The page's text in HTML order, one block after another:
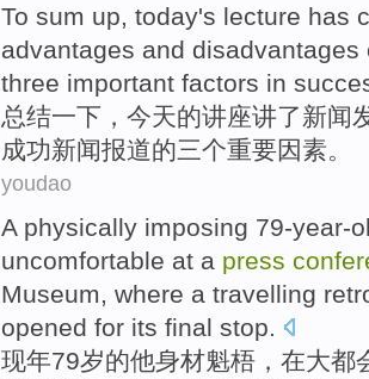
To sum up today's lecture has
advantages and disadvantages
three important factors in
总结一下， 今天的讲座讲了新闻
成功新闻报道的三个重要因素 。
youdao
A physically imposing 79-year-
uncomfortable at a press
Museum, where a travelling
opened for its final stop.
现年79岁的他身材魁梧 ， 在大都